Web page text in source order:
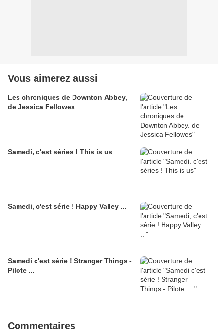
Vous aimerez aussi
Les chroniques de Downton Abbey,
de Jessica Fellowes
Samedi, c'est séries ! This is us
Samedi, c'est série ! Happy Valley ...
Samedi c'est série ! Stranger Things -
Pilote ...
Commentaires